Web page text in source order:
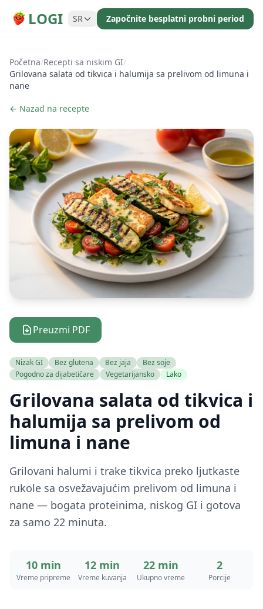
LOGI SR Započnite besplatni probni period
Početna/Recepti sa niskim GI/
Grilovana salata od tikvica i halumija sa prelivom od limuna i
nane
← Nazad na recepte
Preuzmi PDF
Nizak GI Bez glutena Bez jaja
Bez soje
Pogodno za dijabetičare
Vegetarijansko Lako
Grilovana salata od tikvica i
halumija sa prelivom od
limuna i nane
Grilovani halumi i trake tikvica preko ljutkaste
rukole sa osvežavajućim prelivom od limuna i
nane — bogata proteinima, niskog GI i gotova
za samo 22 minuta.
10 min
Vreme pripreme
12 min
Vreme kuvanja
22 min
Ukupno vreme
2
Porcije